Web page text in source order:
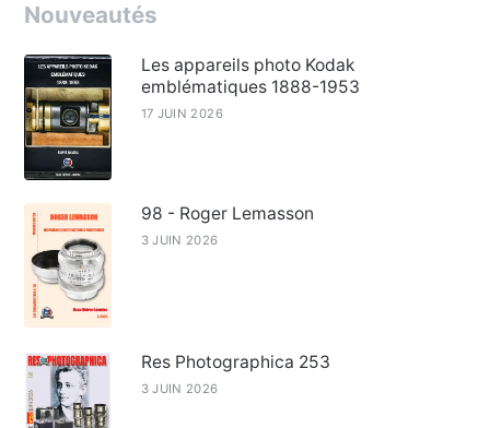
Nouveautés
Les appareils photo Kodak
emblématiques 1888-1953
17 JUIN 2026
98 - Roger Lemasson
3 JUIN 2026
Res Photographica 253
3 JUIN 2026